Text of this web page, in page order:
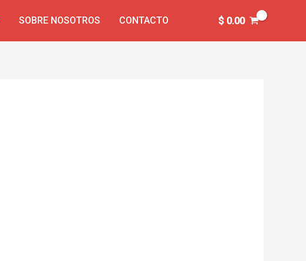
SOBRE NOSOTROS CONTACTO $0.00